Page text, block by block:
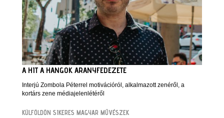
A HIT A HANGOK ARANYFEDEZETE
Interjú Zombola Péterrel motivációról, alkalmazott zenéről, a
kortárs zene médiajelenlétéről
KÜLFÖLDÖN SIKERES MAGYAR MŰVÉSZEK